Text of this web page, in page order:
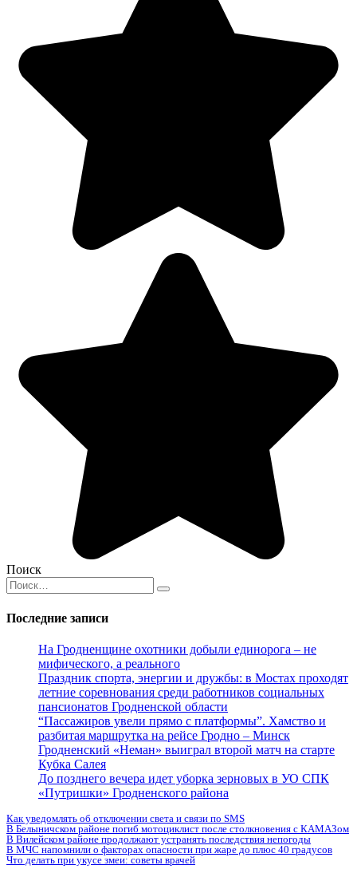
Поиск
Search
for:
Последние записи
На Гродненщине охотники добыли единорога – не
мифического, а реального
Праздник спорта, энергии и дружбы: в Мостах проходят
летние соревнования среди работников социальных
пансионатов Гродненской области
“Пассажиров увели прямо с платформы”. Хамство и
разбитая маршрутка на рейсе Гродно – Минск
Гродненский «Неман» выиграл второй матч на старте
Кубка Салея
До позднего вечера идет уборка зерновых в УО СПК
«Путришки» Гродненского района
Как уведомлять об отключении света и связи по SMS
В Белыничском районе погиб мотоциклист после столкновения с КАМАЗом
В Вилейском районе продолжают устранять последствия непогоды
В МЧС напомнили о факторах опасности при жаре до плюс 40 градусов
Что делать при укусе змеи: советы врачей